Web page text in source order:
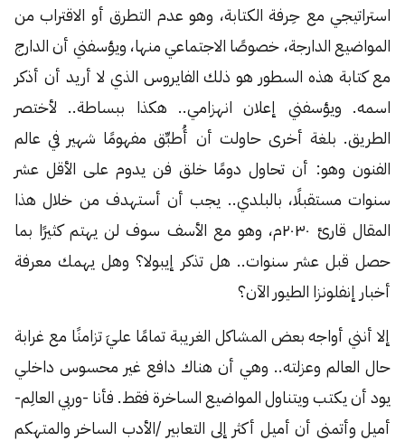
استراتيجي مع حِرفة الكتابة، وهو عدم التطرق أو الاقتراب من
المواضيع الدارجة، خصوصًا الاجتماعي منها، ويؤسفني أن الدارج
مع كتابة هذه السطور هو ذلك الفايروس الذي لا أريد أن أذكر
اسمه. ويؤسفني إعلان انهزامي.. هكذا ببساطة.. لأختصر
الطريق. بلغة أخرى حاولت أن أُطبِّق مفهومًا شهير في عالم
الفنون وهو: أن تحاول دومًا خلق فن يدوم على الأقل عشر
سنوات مستقبلًا، بالبلدي.. يجب أن أستهدف من خلال هذا
المقال قارئ ٢٠٣٠م، وهو مع الأسف سوف لن يهتم كثيرًا بما
حصل قبل عشر سنوات.. هل تذكر إيبولا؟ وهل يهمك معرفة
أخبار إنفلونزا الطيور الآن؟
إلا أنني أواجه بعض المشاكل الغريبة تمامًا عليَ تزامنًا مع غرابة
حال العالم وعزلته.. وهي أن هناك دافع غير محسوس داخلي
يود أن يكتب ويتناول المواضيع الساخرة فقط. فأنا -وربي العالِم-
أميل وأتمنى أن أميل أكثر إلى التعابير /الأدب الساخر والمتهكم